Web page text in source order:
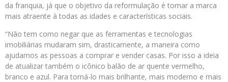
da franquia, já que o objetivo da reformulação é tornar a marca
mais atraente à todas as idades e características sociais.
“Não tem como negar que as ferramentas e tecnologias
imobiliárias mudaram sim, drasticamente, a maneira como
ajudamos as pessoas a comprar e vender casas. Por isso a ideia
de atualizar também o icônico balão de ar quente vermelho,
branco e azul. Para torná-lo mais brilhante, mais moderno e mais